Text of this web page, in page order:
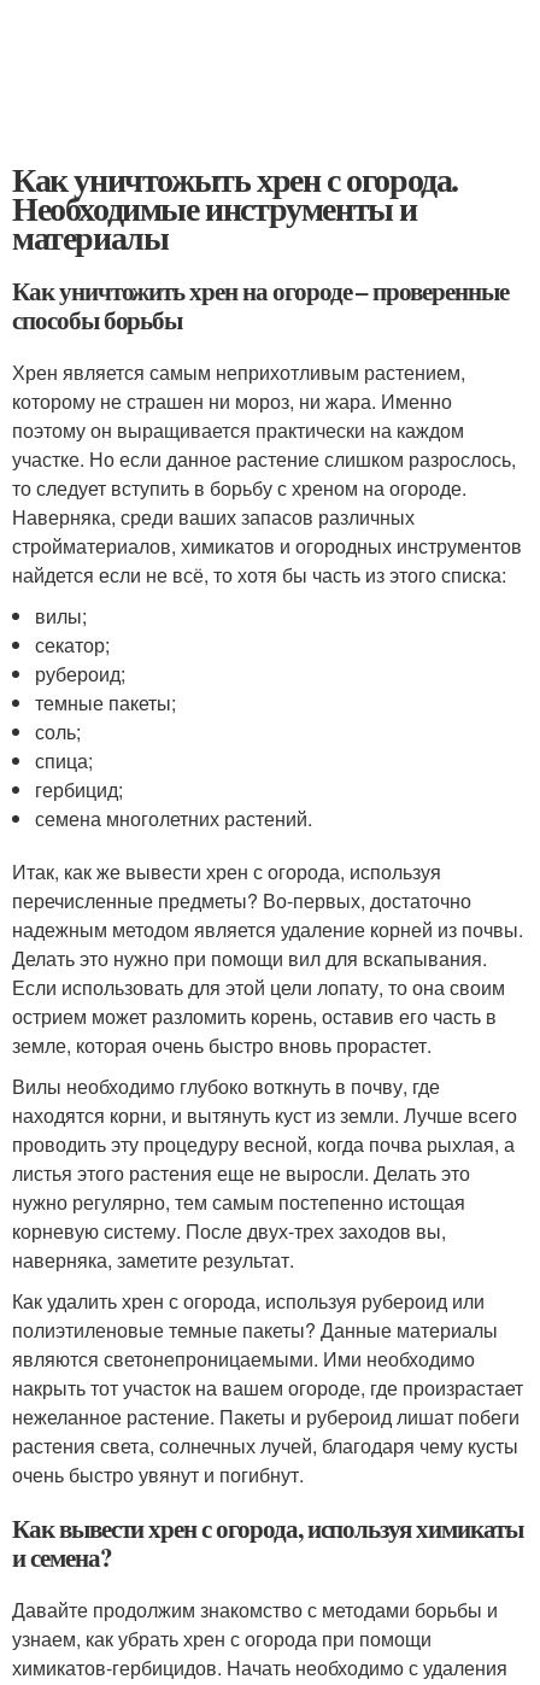
Как уничтожыть хрен с огорода.
Необходимые инструменты и
материалы
Как уничтожить хрен на огороде – проверенные
способы борьбы
Хрен является самым неприхотливым растением,
которому не страшен ни мороз, ни жара. Именно
поэтому он выращивается практически на каждом
участке. Но если данное растение слишком разрослось,
то следует вступить в борьбу с хреном на огороде.
Наверняка, среди ваших запасов различных
стройматериалов, химикатов и огородных инструментов
найдется если не всё, то хотя бы часть из этого списка:
вилы;
секатор;
рубероид;
темные пакеты;
соль;
спица;
гербицид;
семена многолетних растений.
Итак, как же вывести хрен с огорода, используя
перечисленные предметы? Во-первых, достаточно
надежным методом является удаление корней из почвы.
Делать это нужно при помощи вил для вскапывания.
Если использовать для этой цели лопату, то она своим
острием может разломить корень, оставив его часть в
земле, которая очень быстро вновь прорастет.
Вилы необходимо глубоко воткнуть в почву, где
находятся корни, и вытянуть куст из земли. Лучше всего
проводить эту процедуру весной, когда почва рыхлая, а
листья этого растения еще не выросли. Делать это
нужно регулярно, тем самым постепенно истощая
корневую систему. После двух-трех заходов вы,
наверняка, заметите результат.
Как удалить хрен с огорода, используя рубероид или
полиэтиленовые темные пакеты? Данные материалы
являются светонепроницаемыми. Ими необходимо
накрыть тот участок на вашем огороде, где произрастает
нежеланное растение. Пакеты и рубероид лишат побеги
растения света, солнечных лучей, благодаря чему кусты
очень быстро увянут и погибнут.
Как вывести хрен с огорода, используя химикаты
и семена?
Давайте продолжим знакомство с методами борьбы и
узнаем, как убрать хрен с огорода при помощи
химикатов-гербицидов. Начать необходимо с удаления